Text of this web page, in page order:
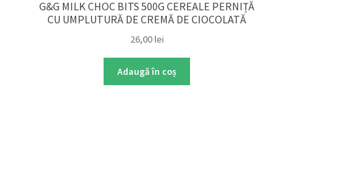
G&G MILK CHOC BITS 500G CEREALE PERNIȚĂ
CU UMPLUTURĂ DE CREMĂ DE CIOCOLATĂ
26,00lei
Adaugă în coș